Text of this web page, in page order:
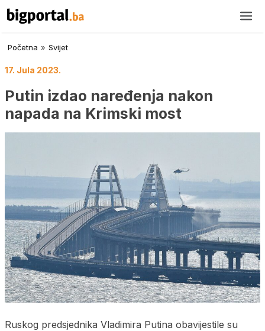
Početna » Svijet
17. Jula 2023.
Putin izdao naređenja nakon
napada na Krimski most
Ruskog predsjednika Vladimira Putina obavijestile su